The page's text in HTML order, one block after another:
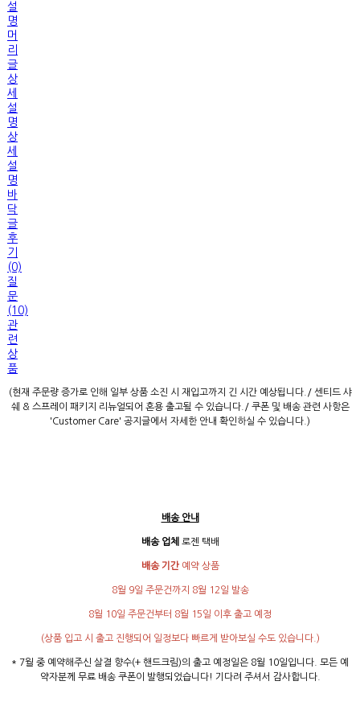
설
명
머
리
글
상
세
설
명
상
세
설
명
바
닥
글
후
기
(0)
질
문
(10)
관
련
상
품
(현재 주문량 증가로 인해 일부 상품 소진 시 재입고까지 긴 시간 예상됩니다./ 센티드 샤
쉐 & 스프레이 패키지 리뉴얼되어 혼용 출고될 수 있습니다./ 쿠폰 및 배송 관련 사항은
'Customer Care' 공지글에서 자세한 안내 확인하실 수 있습니다.)
배송 안내
배송 업체 로젠 택배
배송 기간예약 상품
8월 9일 주문건까지 8월 12일 발송
8월 10일 주문건부터 8월 15일 이후 출고 예정
(상품 입고 시 출고 진행되어 일정보다 빠르게 받아보실 수도 있습니다.)
* 7월 중 예약해주신 살결 향수(+ 핸드크림)의 출고 예정일은 8월 10일입니다. 모든 예
약자분께 무료 배송 쿠폰이 발행되었습니다! 기다려 주셔서 감사합니다.